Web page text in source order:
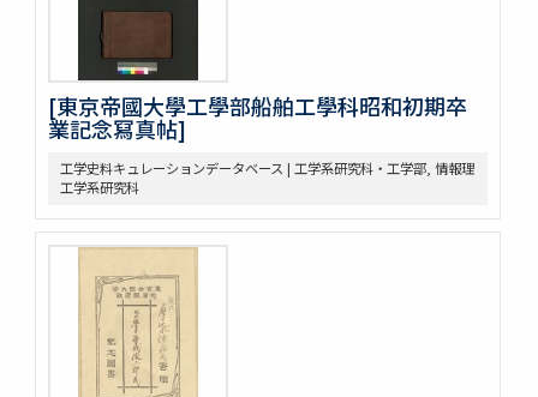
新聞雑誌閲覧室家具配置図 ①卓子9, ②椅子72
エルビ型書棚 三井物産株式会社機械部 陳列所
[傘立 東洋工業社]
書庫書架配列（収容冊数約41,000） 閲覧室卓子配置図
[平面図]
東大図書館照明改善用器具案二態意匠図 内部構造図 室内照明デ
ザイン図 照明デザイン及び設計図
[新旧図書館位置図]
東京帝国大学大講堂平面図
東京帝国大学大講堂新築設計図
大講堂第二階 大講堂第2階借入室坪数調
第二号 東京帝国大学医学部医院耳鼻咽喉科及整形外科病室新築設
計図 地階平面図
[東京帝國大學工學部船舶工學科昭和初期卒
業記念冩真帖]
工学史料キュレーションデータベース | 工学系研究科・工学部, 情報理
工学系研究科